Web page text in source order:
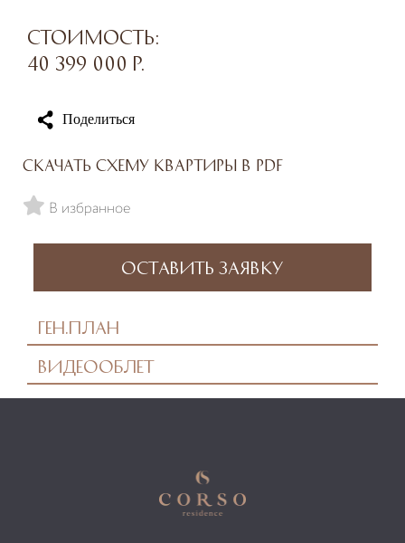
Стоимость:
40 399 000 р.
Поделиться
Скачать схему квартиры в PDF
В избранное
Оставить заявку
Ген.план
Видеооблет